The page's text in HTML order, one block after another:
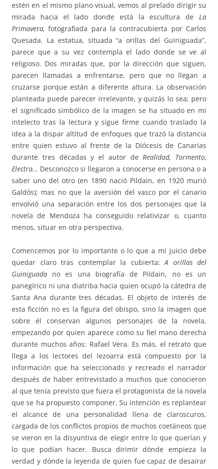
estén en el mismo plano visual, vemos al prelado dirigir su
mirada hacia el lado donde está la escultura de La
Primavera,fotografiada para la contracubierta por Carlos
Quesada. La estatua, situada “a orillas del Guiniguada”,
parece que a su vez contempla el lado donde se ve al
religioso. Dos miradas que, por la dirección que siguen,
parecen llamadas a enfrentarse, pero que no llegan a
cruzarse porque están a diferente altura. La observación
planteada puede parecer irrelevante, y quizás lo sea; pero
el significado simbólico de la imagen se ha situado en mi
intelecto tras la lectura y sigue firme cuando traslado la
idea a la dispar altitud de enfoques que trazó la distancia
entre quien estuvo al frente de la Diócesis de Canarias
durante tres décadas y el autor deRealidad, Tormento,
Electra… Desconozco si llegaron a conocerse en persona o a
saber uno del otro (en 1890 nació Pildain, en 1920 murió
Galdós); mas no que la aversión del vasco por el canario
envolvió una separación entre los dos personajes que la
novela de Mendoza ha conseguido relativizar o, cuanto
menos, situar en otra perspectiva.
Comencemos por lo importante o lo que a mi juicio debe
quedar claro tras contemplar la cubierta:A orillas del
Guiniguada no es una biografía de Pildain, no es un
panegírico ni una diatriba hacia quien ocupó la cátedra de
Santa Ana durante tres décadas. El objeto de interés de
esta ficción no es la figura del obispo, sino la imagen que
sobre él conservan algunos personajes de la novela,
empezando por quien aparece como su fiel mano derecha
durante muchos años: Rafael Vera. Es más, el retrato que
llega a los lectores del lezoarra está compuesto por la
información que ha seleccionado y recreado el narrador
después de haber entrevistado a muchos que conocieron
al que tenía previsto que fuera el protagonista de la novela
que se ha propuesto componer. Su intención es replantear
el alcance de una personalidad llena de claroscuros,
cargada de los conflictos propios de muchos coetáneos que
se vieron en la disyuntiva de elegir entre lo que querían y
lo que podían hacer. Busca dirimir dónde empieza la
verdad y dónde la leyenda de quien fue capaz de desairar